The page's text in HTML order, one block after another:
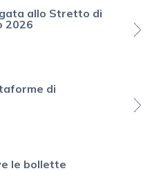
allo Stretto di
2026
di
le bollette